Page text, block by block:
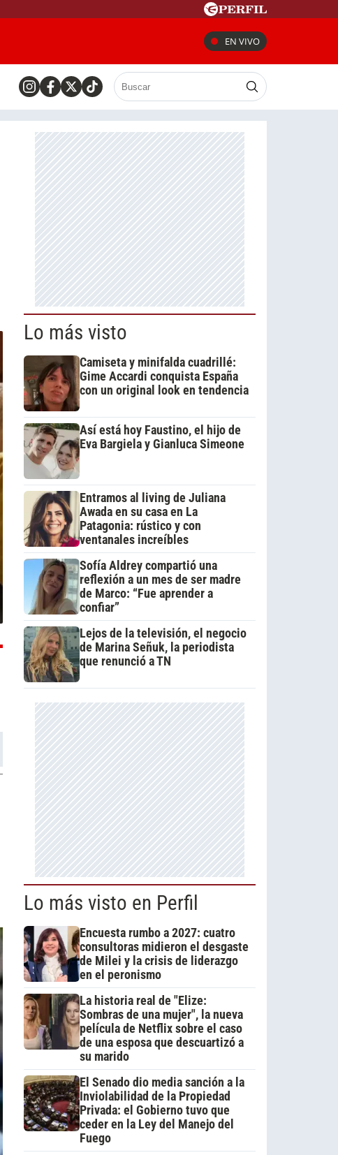
EN VIVO
Lo más visto
Camiseta y minifalda cuadrillé:
Gime Accardi conquista España
con un original look en tendencia
Así está hoy Faustino, el hijo de
Eva Bargiela y Gianluca Simeone
Entramos al living de Juliana
Awada en su casa en La
Patagonia: rústico y con
ventanales increíbles
Sofía Aldrey compartió una
reflexión a un mes de ser madre
de Marco: “Fue aprender a
confiar”
Lejos de la televisión, el negocio
de Marina Señuk, la periodista
que renunció a TN
Lo más visto en Perfil
Encuesta rumbo a 2027: cuatro
consultoras midieron el desgaste
de Milei y la crisis de liderazgo
en el peronismo
La historia real de "Elize:
Sombras de una mujer", la nueva
película de Netflix sobre el caso
de una esposa que descuartizó a
su marido
El Senado dio media sanción a la
Inviolabilidad de la Propiedad
Privada: el Gobierno tuvo que
ceder en la Ley del Manejo del
Fuego